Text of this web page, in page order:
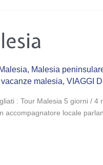
, Malesia
vacanze malesia, VIAGGI
: Tour Malesia 5 giorni /
accompagnatore locale